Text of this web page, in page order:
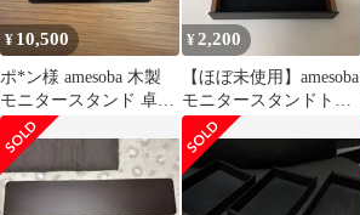
¥ 10,500
ポ*ン様 amesoba 木製
モニタースタンド 卓上
デスクシェルフ
¥2,200
【ほぼ未使用】amesoba
モニタースタンドトレ
イ ウォールナット